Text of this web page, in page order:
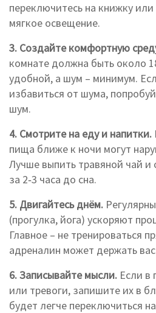
переключитесь на книжку
мягкое освещение.
3. Создайте комфортную
комнате должна быть около
удобной, а шум – минимум.
избавиться от шума,
шум.
4. Смотрите на еду и напитки.
пища ближе к ночи могут
Лучше выпить травяной чай и
за 2‑3 часа до сна.
5. Двигайтесь днём.
(прогулка, йога) ускоряют
Главное – не тренироваться
адреналин может держать вас
6. Записывайте мысли. Если в
или тревоги, запишите их в
будет легче переключиться